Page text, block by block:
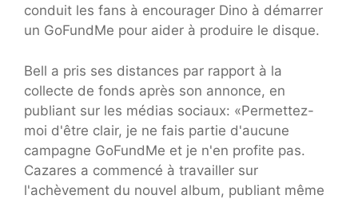
conduit les fans à encourager Dino à démarrer
un GoFundMe pour aider à produire le disque.
Bell a pris ses distances par rapport à la
collecte de fonds après son annonce, en
publiant sur les médias sociaux: «Permettez-
moi d'être clair, je ne fais partie d'aucune
campagne GoFundMe et je n'en profite pas.
Cazares a commencé à travailler sur
l'achèvement du nouvel album, publiant même